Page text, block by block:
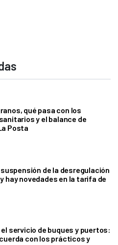
qué pasa con los
y el balance de
Posta
de la desregulación
hay novedades en la tarifa de
servicio de buques y puertos:
con los prácticos y